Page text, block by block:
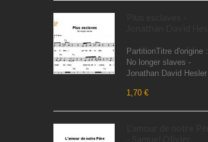
PartitionTitre d'origine :
No longer slaves -
Jonathan David Hesler
1,70 €